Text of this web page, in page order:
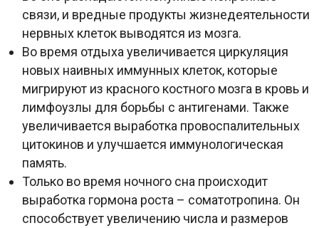
связи, и вредные продукты жизнедеятельности
нервных клеток выводятся из мозга.
Во время отдыха увеличивается циркуляция
новых наивных иммунных клеток, которые
мигрируют из красного костного мозга в кровь и
лимфоузлы для борьбы с антигенами. Также
увеличивается выработка провоспалительных
цитокинов и улучшается иммунологическая
память.
Только во время ночного сна происходит
выработка гормона роста – соматотропина. Он
способствует увеличению числа и размеров